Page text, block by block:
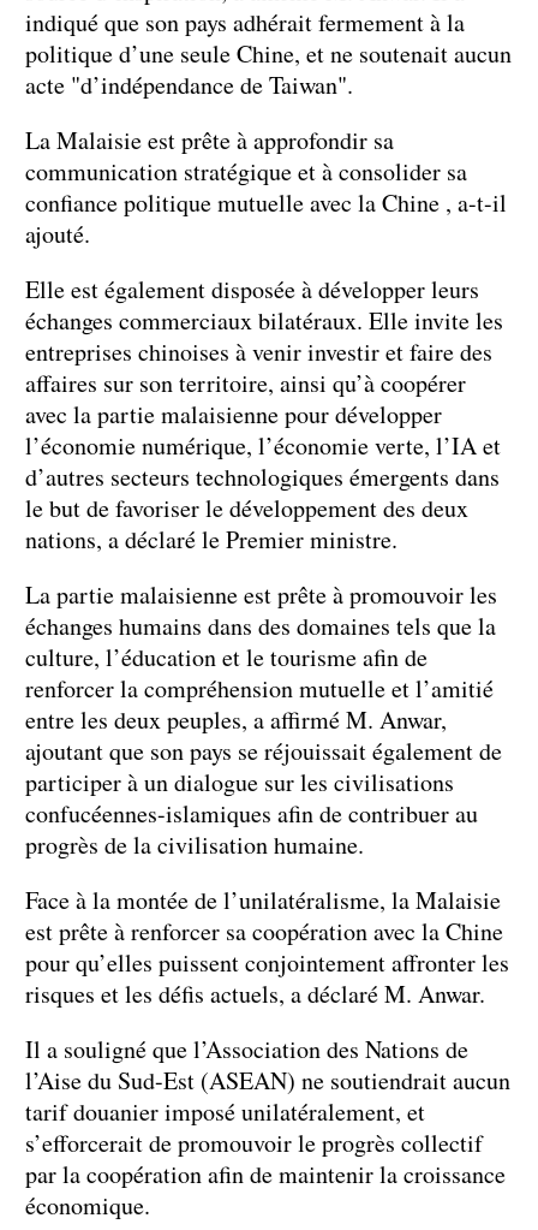
indiqué que son pays adhérait fermement à la
politique d’une seule Chine, et ne soutenait aucun
acte "d’indépendance de Taiwan".
La Malaisie est prête à approfondir sa
communication stratégique et à consolider sa
confiance politique mutuelle avec la Chine , a-t-il
ajouté.
Elle est également disposée à développer leurs
échanges commerciaux bilatéraux. Elle invite les
entreprises chinoises à venir investir et faire des
affaires sur son territoire, ainsi qu’à coopérer
avec la partie malaisienne pour développer
l’économie numérique, l’économie verte, l’IA et
d’autres secteurs technologiques émergents dans
le but de favoriser le développement des deux
nations, a déclaré le Premier ministre.
La partie malaisienne est prête à promouvoir les
échanges humains dans des domaines tels que la
culture, l’éducation et le tourisme afin de
renforcer la compréhension mutuelle et l’amitié
entre les deux peuples, a affirmé M. Anwar,
ajoutant que son pays se réjouissait également de
participer à un dialogue sur les civilisations
confucéennes-islamiques afin de contribuer au
progrès de la civilisation humaine.
Face à la montée de l’unilatéralisme, la Malaisie
est prête à renforcer sa coopération avec la Chine
pour qu’elles puissent conjointement affronter les
risques et les défis actuels, a déclaré M. Anwar.
Il a souligné que l’Association des Nations de
l’Aise du Sud-Est (ASEAN) ne soutiendrait aucun
tarif douanier imposé unilatéralement, et
s’efforcerait de promouvoir le progrès collectif
par la coopération afin de maintenir la croissance
économique.